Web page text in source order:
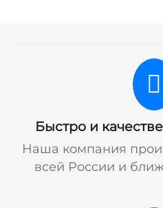
Быстро и
Наша компания
всей России и